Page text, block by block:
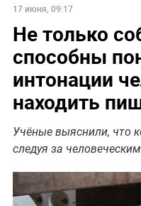
17 июня, 09:17
Не только
способны
интонации
находить
Учёные выяснили, что
следуя за